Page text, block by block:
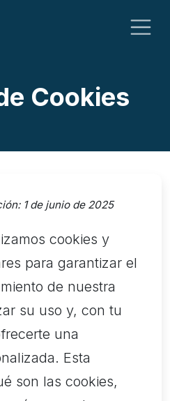
Cookies
1 de junio de 2025
cookies y
para garantizar el
de nuestra
su uso y, con tu
una
Esta
son las cookies,